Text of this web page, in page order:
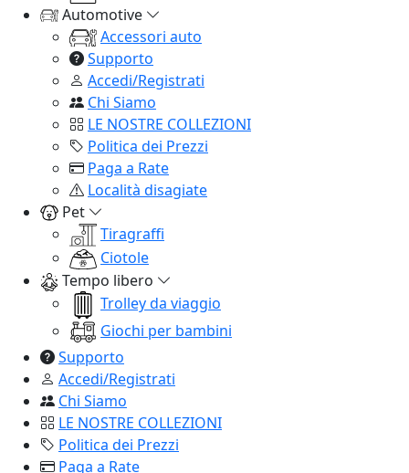
Automotive
Accessori auto
Supporto
Accedi/Registrati
Chi Siamo
LE NOSTRE COLLEZIONI
Politica dei Prezzi
Paga a Rate
Località disagiate
Pet
Tiragraffi
Ciotole
Tempo libero
Trolley da viaggio
Giochi per bambini
Supporto
Accedi/Registrati
Chi Siamo
LE NOSTRE COLLEZIONI
Politica dei Prezzi
Paga a Rate